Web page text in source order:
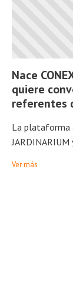
Nace
quiere
referentes
La plataforma
JARDINARIUM
Ver más